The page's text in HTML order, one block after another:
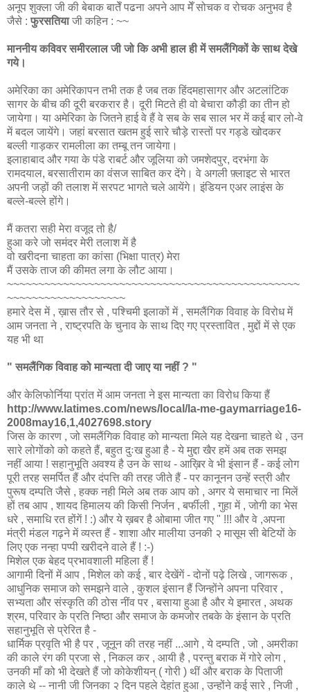
अनूप शुक्ला जी की बेबाक बातेँ पढना अपने आप मेँ सोचक व रोचक अनुभव है
जैसे : फुरसतियाजी कहिन : ~~
माननीय कविवर समीरलाल जी जो कि अभी हाल ही में समलैंगिकों के साथ देखे
गये।
अमेरिका का अमेरिकापन तभी तक है जब तक हिंदमहासागर और अटलांटिक
सागर के बीच की दूरी बरकरार है। दूरी मिटते ही वो बेचारा कौड़ी का तीन हो
जायेगा। या अमेरिका के जितने हाई वे हैं वे सब के सब साल भर में कई बार लो-वे
में बदल जायेंगे। जहां बरसात खतम हुई सारे चौड़े रास्तों पर गड्डे खोदकर
बल्ली गाड़कर रामलीला का तम्बू तन जायेगा।
इलाहाबाद और गया के पंडे राबर्ट और जूलिया को जमशेदपुर, दरभंगा के
रामदयाल, बरसातीराम का वंसज साबित कर देंगे। वे अगली फ़्लाइट से भारत
अपनी जड़ों की तलाश में सरपट भागते चले आयेंगे। इंडियन एअर लाइंस के
बल्ले-बल्ले होंगे।
मैं कतरा सही मेरा वजूद तो है/
हुआ करे जो समंदर मेरी तलाश में है
वो खरीदना चाहता का कांसा (भिक्षा पात्र) मेरा
मैं उसके ताज की कीमत लगा के लौट आया।
~~~~~~~~~~~~~~~~~~~~~~~~~~~~~~~~~~~~~~~~~~~~~~~
~~~~~~~~~~~~~~~~~~~
हमारे देस में , ख़ास तौर से , पश्चिमी इलाकों में , समलैंगिक विवाह के विरोध में
आम जनता ने , राष्ट्रपति के चुनाव के साथ दिए गए प्रस्तावित , मुद्दों में से एक
यह भी था
" समलैंगिक विवाह को मान्यता दी जाए या नहीं ? "
और केलिफोर्निया प्रांत में आम जनता ने इस मान्यता का विरोध किया हैं
http://www.latimes.com/news/local/la-me-gaymarriage16-
2008may16,1,4027698.story
जिस के कारण , जो समलैंगिक विवाह को मान्यता मिले यह देखना चाहते थे , उन
सारे लोगोंको को कहते हैं, बहुत दुःख हुआ है - ये मुद्दा खैर हमें अब तक समझ
नहीं आया ! सहानुभूति अवश्य है उन के साथ - आख़िर वे भी इंसान हैं - कई लोग
पूरी तरह समर्पित हैं और दंपत्ति की तरह जीते हैं - पर कानूनन उन्हें स्त्री और
पुरूष दम्पति जैसे , हक्क नही मिले अब तक आप को , अगर ये समाचार ना मिलें
हों तब आप , शायद हिमालय की किसी निर्जन , बर्फीली , गुहा में , जोगी का भेस
धरे , समाधि रत होंगें ! :) और ये ख़बर है ओबामा जीत गए " !!! और वे ,अपना
मंत्री मंडल गढ़ने में व्यस्त हैं - शाशा और मालीया उनकी २ मासूम सी बेटियों के
लिए एक नन्हा पप्पी खरीदने वाले हैं ! :-)
मिशेल एक बेहद प्रभावशाली महिला हैं !
आगामी दिनों में आप , मिशेल को कई , बार देखेंगें - दोनों पढ़े लिखे , जागरूक ,
आधुनिक समाज को समझने वाले , कुशल इंसान हैं जिन्होंने अपना परिवार ,
सभ्यता और संस्कृति की ठोस नींव पर , बसाया हुआ है और ये इमारत , अथक
श्रम, परिवार के प्रति निष्ठा और समाज के कमजोर तबके के इंसान के प्रति
सहानुभूति से प्रेरित है -
धार्मिक प्रवृति भी है पर , जूनून की तरह नहीं ...आगे , ये दम्पति , जो , अमरीका
की काले रंग की प्रजा से , निकल कर , आयी है , परन्तु बराक में गोरे लोग ,
उनकी माँ को भी देखते हैं जो कोकेशीयन् ( गोरी ) थीं और बराक के पिताजी
काले थे -- नानी जी जिनका २ दिन पहले देहांत हुआ , उन्होंने कई सारे , निजी ,